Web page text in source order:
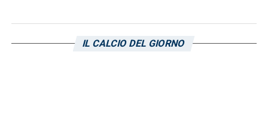
economici e di classifica dellaSampdoria
IL CALCIO DEL GIORNO